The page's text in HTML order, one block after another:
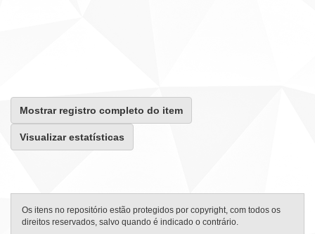
Mostrar registro completo do item
Visualizar estatísticas
Os itens no repositório estão protegidos por copyright, com todos os
direitos reservados, salvo quando é indicado o contrário.